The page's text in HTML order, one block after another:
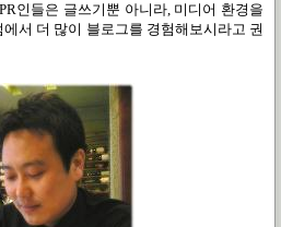
인들은 글쓰기뿐 아니라, 미디어 환경을
서 더 많이 블로그를 경험해보시라고 권